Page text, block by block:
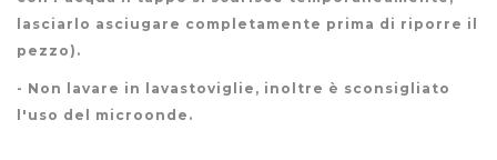
lasciarlo asciugare completamente prima di riporre il
pezzo).
- Non lavare in lavastoviglie, inoltre è sconsigliato
l'uso del microonde.